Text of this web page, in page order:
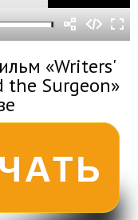
«Writers'
the Surgeon»